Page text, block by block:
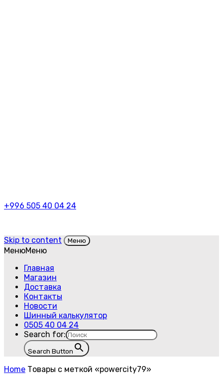
+996 505 40 04 24
Skip to content Меню
МенюМеню
Главная
Магазин
Доставка
Контакты
Новости
Шинный калькулятор
0505 40 04 24
Search for:
Search Button
Home Товары с меткой «powercity79»